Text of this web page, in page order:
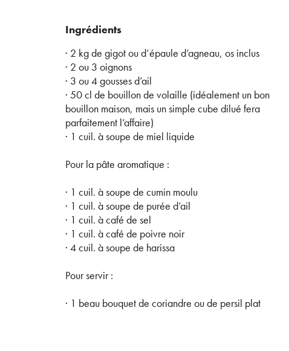
Ingrédients
· 2 kg de gigot ou d’épaule d’agneau, os inclus
· 2 ou 3 oignons
· 3 ou 4 gousses d’ail
· 50 cl de bouillon de volaille (idéalement un bon
bouillon maison, mais un simple cube dilué fera
parfaitement l’affaire)
· 1 cuil. à soupe de miel liquide
Pour la pâte aromatique :
· 1 cuil. à soupe de cumin moulu
· 1 cuil. à soupe de purée d’ail
· 1 cuil. à café de sel
· 1 cuil. à café de poivre noir
· 4 cuil. à soupe de harissa
Pour servir :
· 1 beau bouquet de coriandre ou de persil plat